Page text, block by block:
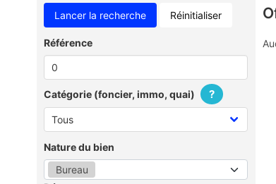
Réinitialiser
Référence
Catégorie (foncier, immo, quai) ?
Nature du bien
Bureau